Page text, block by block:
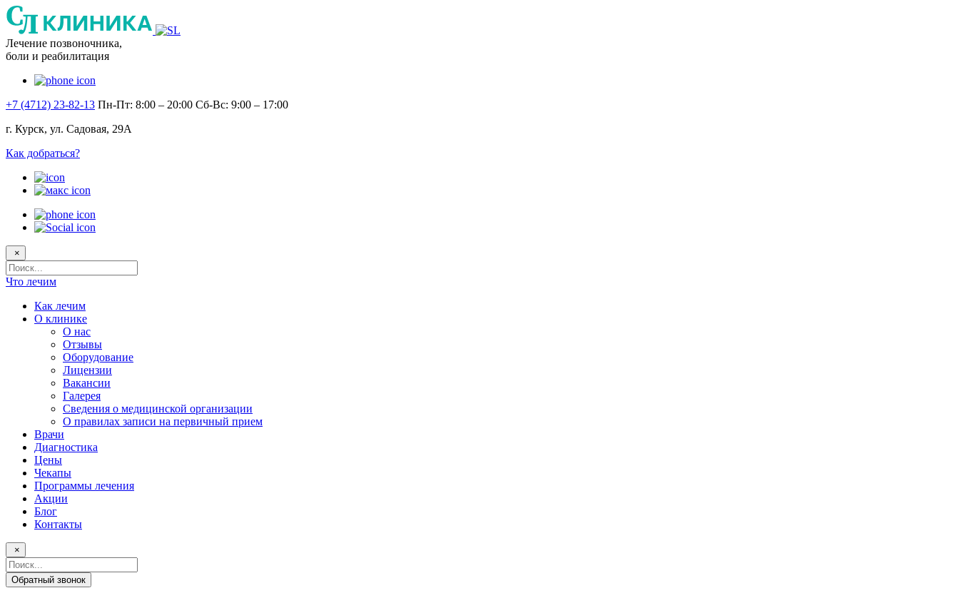
Лечение позвоночника,
боли и реабилитация
+7 (4712) 23-82-13 Пн-Пт: 8:00 – 20:00 Сб-Вс: 9:00 – 17:00
г. Курск, ул. Садовая, 29А
Как добраться?
×
Поисковый
запрос
Что лечим
Как лечим
О клинике
О нас
Отзывы
Оборудование
Лицензии
Вакансии
Галерея
Сведения о медицинской организации
О правилах записи на первичный прием
Врачи
Диагностика
Цены
Чекапы
Программы лечения
Акции
Блог
Контакты
×
Поисковый
запрос
Обратный звонок